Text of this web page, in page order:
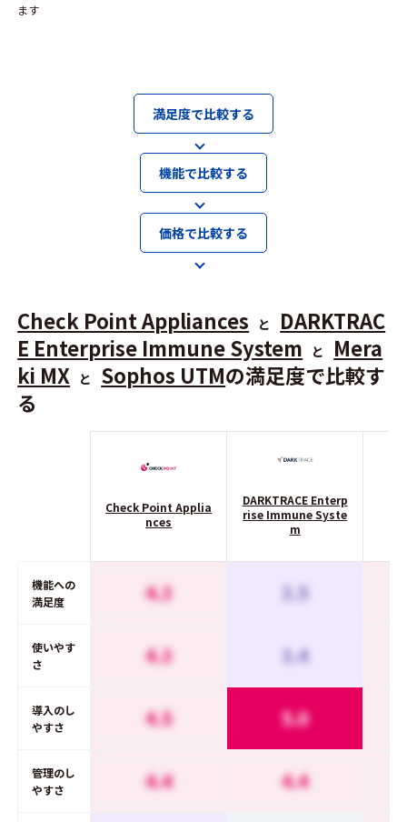
ます
満足度で比較する
機能で比較する
価格で比較する
Check Point Appliances と
DARKTRAC
E Enterprise Immune System
と
Mera
ki MX
と Sophos UTMの満足度で比較す
る
Check Point Applia
nces
DARKTRACE Enterp
rise Immune Syste
m
機能への
満足度
4.3 3.5
使いやす
さ
4.3 3.4
導入のし
やすさ
4.5 5.0
管理のし
やすさ
4.4 4.4